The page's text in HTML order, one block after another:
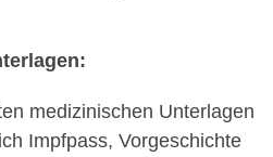
medizinischen Unterlagen
Impfpass, Vorgeschichte